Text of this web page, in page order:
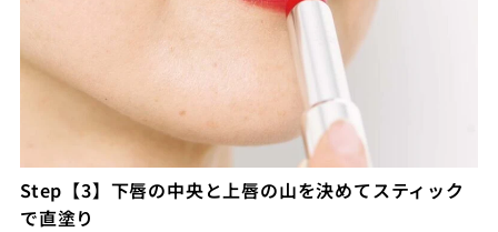
Step【3】下唇の中央と上唇の山を決めてスティック
で直塗り